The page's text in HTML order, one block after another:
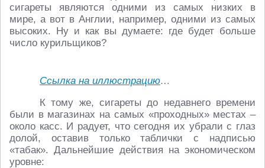
сигареты являются одними из самых низких в
мире, а вот в Англии, например, одними из самых
высоких. Ну и как вы думаете: где будет больше
число курильщиков?
Ссылка на иллюстрацию…
К тому же, сигареты до недавнего времени
были в магазинах на самых «проходных» местах –
около касс. И радует, что сегодня их убрали с глаз
долой, оставив только таблички с надписью
«табак». Дальнейшие действия на экономическом
уровне: